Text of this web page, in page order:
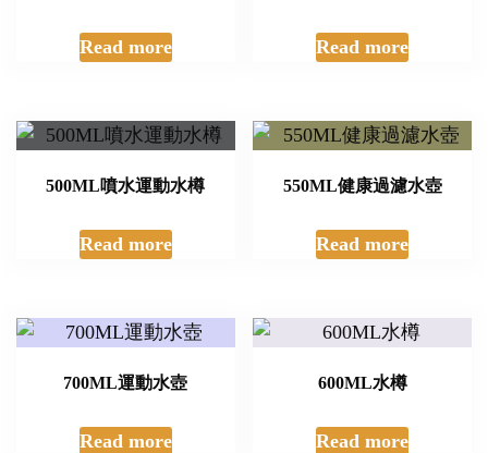
Read more Read more
500ML噴水運動水樽
Read more
550ML健康過濾水壺
Read more
700ML運動水壺
Read more
600ML水樽
Read more